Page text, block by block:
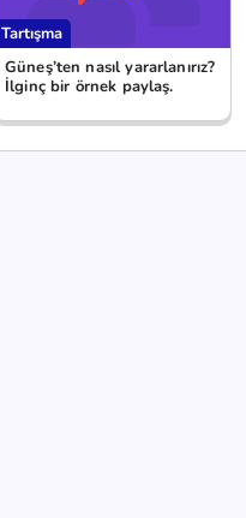
Tartışma
Güneş’ten nasıl yararlanırız?
İlginç bir örnek paylaş.